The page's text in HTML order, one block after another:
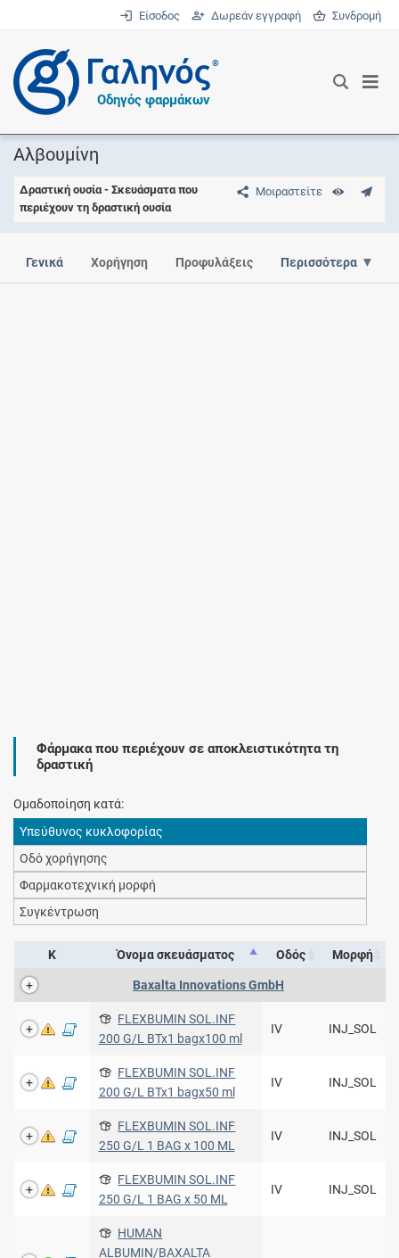
Είσοδος Δωρεάν εγγραφή Συνδρομή
®
Οδηγός φαρμάκων
Αλβουμίνη
Μοιραστείτε
Δραστική ουσία - Σκευάσματα που
περιέχουν τη δραστική ουσία
Γενικά Χορήγηση Προφυλάξεις Περισσότερα
Φάρμακα που περιέχουν σε αποκλειστικότητα τη
δραστική
Ομαδοποίηση κατά:
Υπεύθυνος κυκλοφορίας
Οδό χορήγησης
Φαρμακοτεχνική μορφή
Συγκέντρωση
Κ Όνομα σκευάσματος Οδός Μορφή
Baxalta Innovations GmbH
FLEXBUMIN SOL.INF
200 G/L BTx1 bagx100 ml
IV INJ_SOL
FLEXBUMIN SOL.INF
200 G/L BTx1 bagx50 ml
IV INJ_SOL
FLEXBUMIN SOL.INF
250 G/L 1 BAG x 100 ML
IV INJ_SOL
FLEXBUMIN SOL.INF
250 G/L 1 BAG x 50 ML
IV INJ_SOL
HUMAN
ALBUMIN/BAXALTA